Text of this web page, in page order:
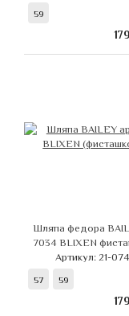
59
Шляпа федора
7034 BLIXEN
Артикул: 21-
57 59